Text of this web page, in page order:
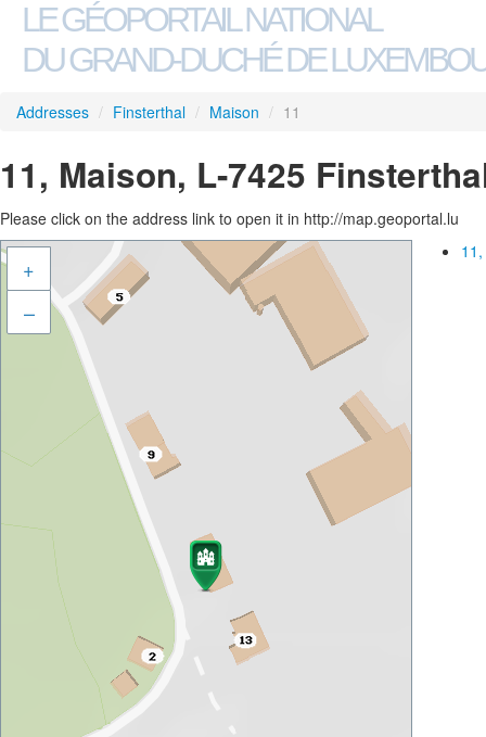
LE GÉOPORTAIL NATIONAL
DU GRAND-DUCHÉ DE
Addresses / Finsterthal / Maison / 11
11, Maison, L-7425
Please click on the address link to open it in http://map.geoportal.lu
+
–